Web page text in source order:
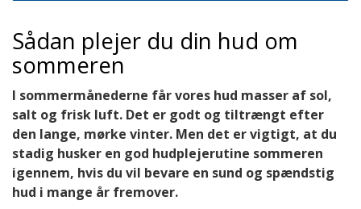
Sådan plejer du din hud om
sommeren
I sommermånederne får vores hud masser af sol,
salt og frisk luft. Det er godt og tiltrængt efter
den lange, mørke vinter. Men det er vigtigt, at du
stadig husker en god hudplejerutine sommeren
igennem, hvis du vil bevare en sund og spændstig
hud i mange år fremover.